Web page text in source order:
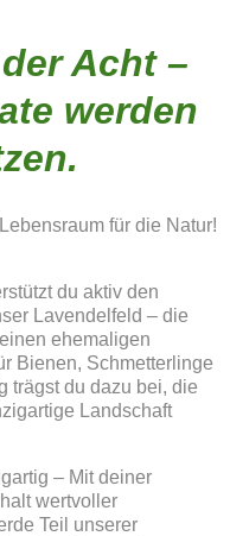
Acht –
werden
für die Natur!
du aktiv den
Lavendelfeld – die
ehemaligen
Bienen, Schmetterlinge
trägst du dazu bei, die
Landschaft
– Mit deiner
wertvoller
Teil unserer